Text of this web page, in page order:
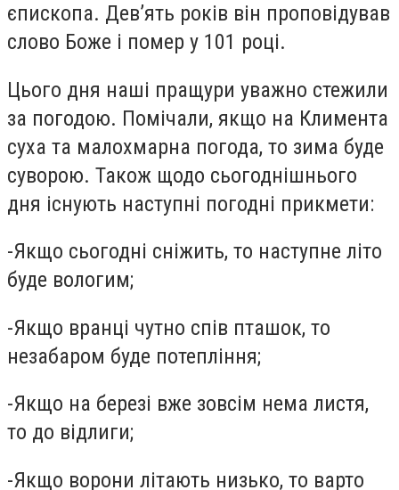
єпископа. Дев’ять років він проповідував
слово Боже і помер у 101 році.
Цього дня наші пращури уважно стежили
за погодою. Помічали, якщо на Климента
суха та малохмарна погода, то зима буде
суворою. Також щодо сьогоднішнього
дня існують наступні погодні прикмети:
-Якщо сьогодні сніжить, то наступне літо
буде вологим;
-Якщо вранці чутно спів пташок, то
незабаром буде потепління;
-Якщо на березі вже зовсім нема листя,
то до відлиги;
-Якщо ворони літають низько, то варто